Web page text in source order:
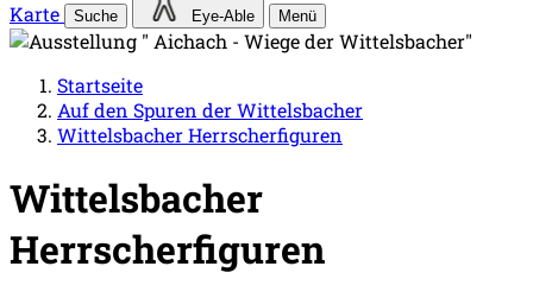
Karte Suche Eye-Able Menü
Startseite
Auf den Spuren der Wittelsbacher
Wittelsbacher Herrscherfiguren
Wittelsbacher
Herrscherfiguren